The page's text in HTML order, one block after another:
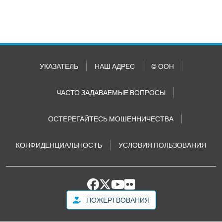
УКАЗАТЕЛЬ НАШ АДРЕС © ООН
ЧАСТО ЗАДАВАЕМЫЕ ВОПРОСЫ
ОСТЕРЕГАЙТЕСЬ МОШЕННИЧЕСТВА
КОНФИДЕНЦИАЛЬНОСТЬ УСЛОВИЯ ПОЛЬЗОВАНИЯ
ПОЖЕРТВОВАНИЯ